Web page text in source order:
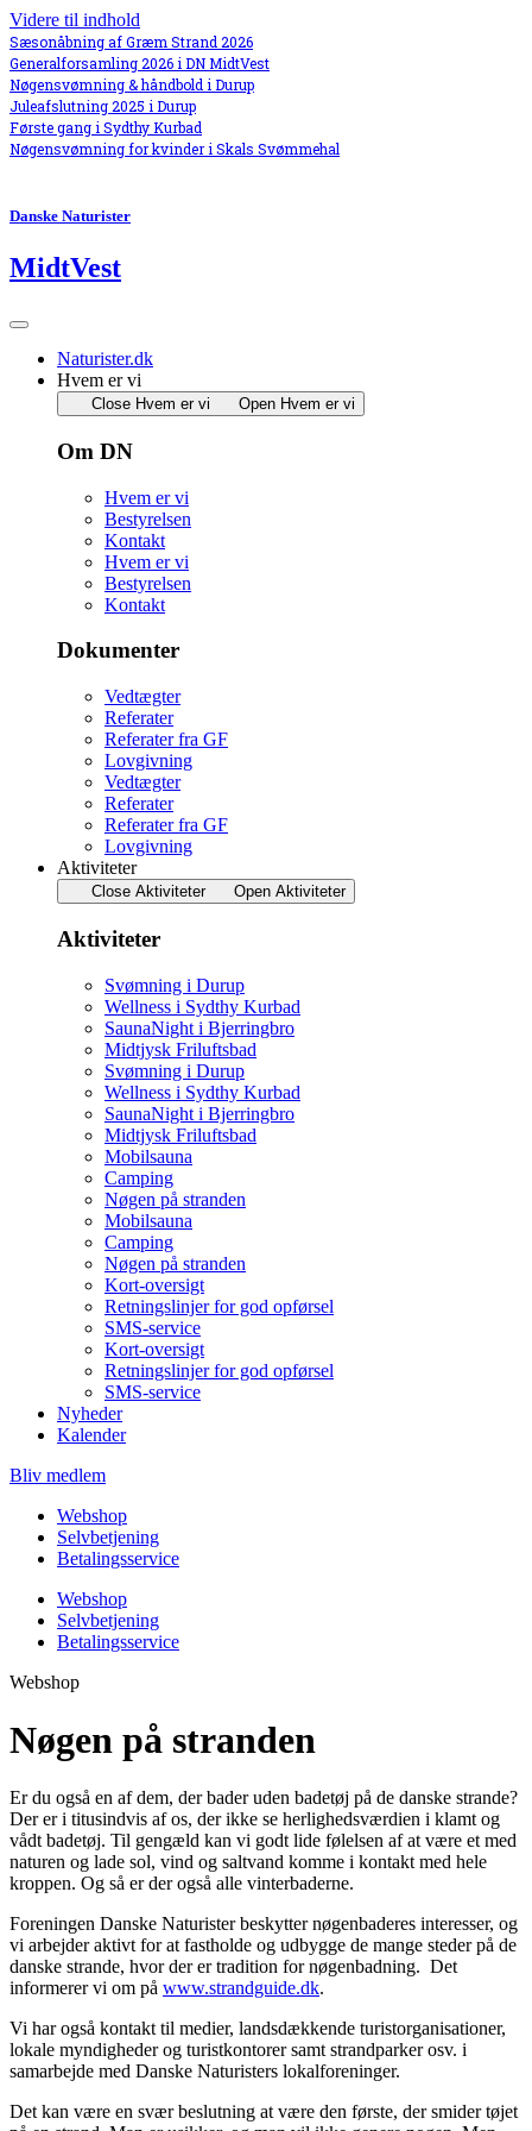
Videre til indhold
Sæsonåbning af Græm Strand 2026
Generalforsamling 2026 i DN MidtVest
Nøgensvømning & håndbold i Durup
Juleafslutning 2025 i Durup
Første gang i Sydthy Kurbad
Nøgensvømning for kvinder i Skals Svømmehal
Danske Naturister
MidtVest
Naturister.dk
Hvem er vi
Close Hvem er vi Open Hvem er vi
Om DN
Hvem er vi
Bestyrelsen
Kontakt
Hvem er vi
Bestyrelsen
Kontakt
Dokumenter
Vedtægter
Referater
Referater fra GF
Lovgivning
Vedtægter
Referater
Referater fra GF
Lovgivning
Aktiviteter
Close Aktiviteter Open Aktiviteter
Aktiviteter
Svømning i Durup
Wellness i Sydthy Kurbad
SaunaNight i Bjerringbro
Midtjysk Friluftsbad
Svømning i Durup
Wellness i Sydthy Kurbad
SaunaNight i Bjerringbro
Midtjysk Friluftsbad
Mobilsauna
Camping
Nøgen på stranden
Mobilsauna
Camping
Nøgen på stranden
Kort-oversigt
Retningslinjer for god opførsel
SMS-service
Kort-oversigt
Retningslinjer for god opførsel
SMS-service
Nyheder
Kalender
Bliv medlem
Webshop
Selvbetjening
Betalingsservice
Webshop
Selvbetjening
Betalingsservice
Webshop
Nøgen på stranden
Er du også en af dem, der bader uden badetøj på de danske strande?
Der er i titusindvis af os, der ikke se herlighedsværdien i klamt og
vådt badetøj. Til gengæld kan vi godt lide følelsen af at være et med
naturen og lade sol, vind og saltvand komme i kontakt med hele
kroppen. Og så er der også alle vinterbaderne.
Foreningen Danske Naturister beskytter nøgenbaderes interesser, og
vi arbejder aktivt for at fastholde og udbygge de mange steder på de
danske strande, hvor der er tradition for nøgenbadning. Det
informerer vi om på www.strandguide.dk.
Vi har også kontakt til medier, landsdækkende turistorganisationer,
lokale myndigheder og turistkontorer samt strandparker osv. i
samarbejde med Danske Naturisters lokalforeninger.
Det kan være en svær beslutning at være den første, der smider tøjet